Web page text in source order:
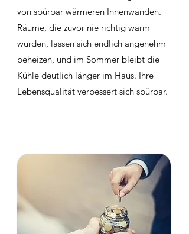
von spürbar wärmeren Innenwänden.
Räume, die zuvor nie richtig warm
wurden, lassen sich endlich angenehm
beheizen, und im Sommer bleibt die
Kühle deutlich länger im Haus. Ihre
Lebensqualität verbessert sich spürbar.